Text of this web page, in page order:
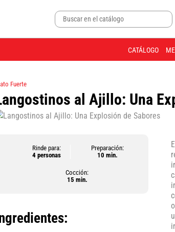
CATÁLOGO
Fuerte
al Ajillo: Una
Rinde para:
4 personas
Preparación:
10 min.
Cocción:
15 min.